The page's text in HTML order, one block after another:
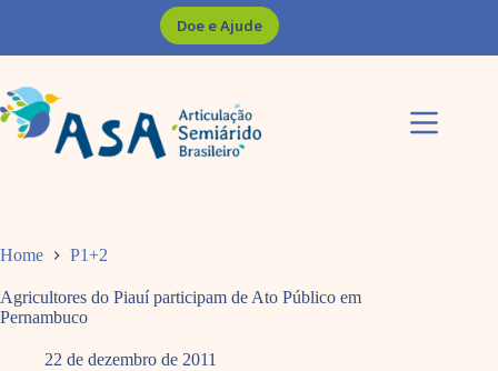
Doe e Ajude
Home P1+2
Agricultores do Piauí participam de Ato Público em
Pernambuco
22 de dezembro de 2011